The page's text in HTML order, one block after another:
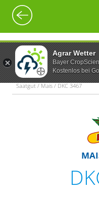
Agrar Wetter
Bayer
Kostenlos bei
Saatgut / Mais / DKC 3467